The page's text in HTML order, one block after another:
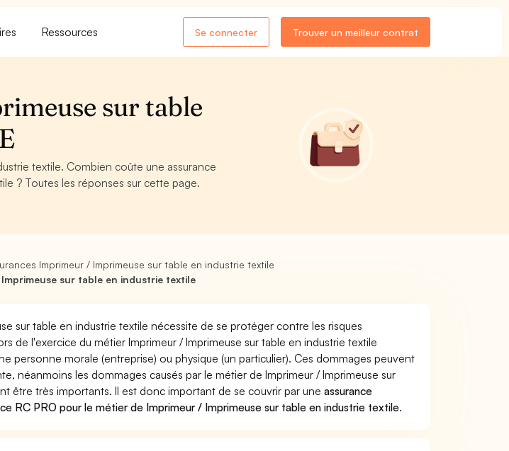
Ressources Se connecter Trouver un meilleur contrat
sur table
textile. Combien coûte une assurance
? Toutes les réponses sur cette page.
Imprimeur / Imprimeuse sur table en industrie textile
sur table en industrie textile
sur table en industrie textile nécessite de se protéger contre les risques
de l'exercice du métier Imprimeur / Imprimeuse sur table en industrie textile
personne morale (entreprise) ou physique (un particulier). Ces dommages peuvent
néanmoins les dommages causés par le métier de Imprimeur / Imprimeuse sur
être très importants. Il est donc important de se couvrir par uneassurance
RC PRO pour le métier de Imprimeur / Imprimeuse sur table en industrie textile.